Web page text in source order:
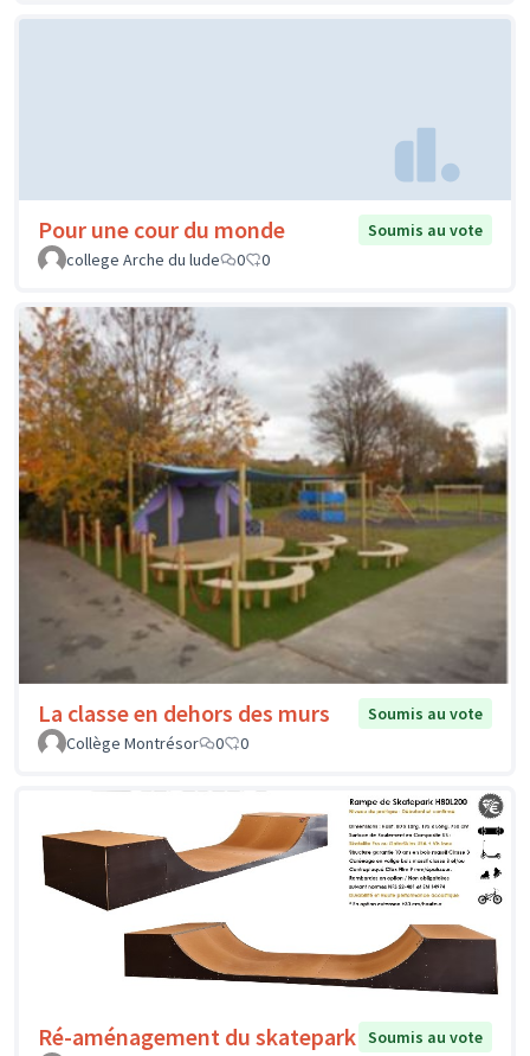
Pour une cour du monde
Soumis au vote
college Arche du lude
0 0
La classe en dehors des murs
Soumis au vote
Collège Montrésor
0 0
Ré-aménagement du skatepark Soumis au vote